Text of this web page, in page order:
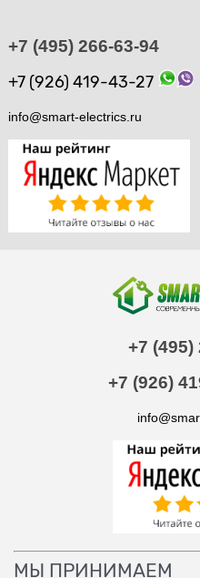
+7 (495) 266-63-94
+7 (926) 419-43-27
info@smart-electrics.ru
+7 (495)
+7 (926)
МЫ ПРИНИМАЕМ